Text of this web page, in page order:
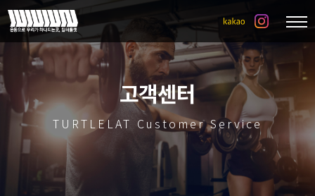
고객센터
TURTLELAT Customer Service